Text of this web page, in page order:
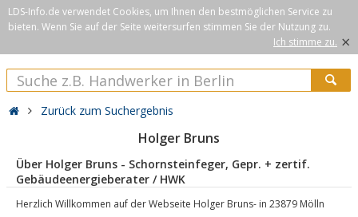
LDS-Info.de verwendet Cookies, um Ihnen den bestmöglichen Service zu
bieten. Wenn Sie auf der Seite weitersurfen stimmen Sie der Nutzung zu.
Ich stimme zu. ×
Zurück zum Suchergebnis
Holger Bruns
Über Holger Bruns - Schornsteinfeger, Gepr. + zertif.
Gebäudeenergieberater / HWK
Herzlich Willkommen auf der Webseite Holger Bruns- in 23879 Mölln